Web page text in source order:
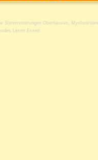
Stimmstoerungen Oberhausen
Lesen Essen